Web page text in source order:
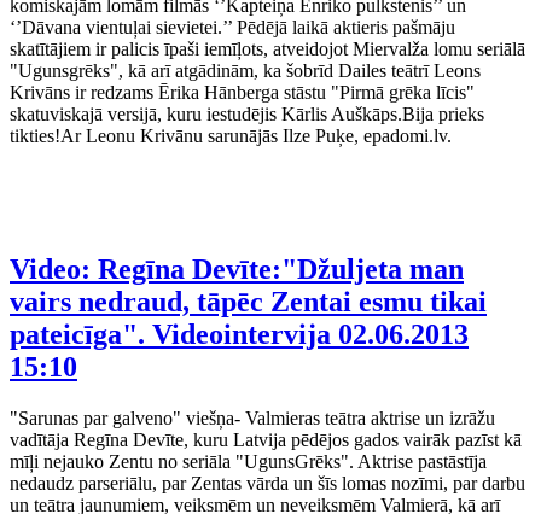
komiskajām lomām filmās ‘’Kapteiņa Enriko pulkstenis’’ un
‘’Dāvana vientuļai sievietei.’’ Pēdējā laikā aktieris pašmāju
skatītājiem ir palicis īpaši iemīļots, atveidojot Miervalža lomu seriālā
"Ugunsgrēks", kā arī atgādinām, ka šobrīd Dailes teātrī Leons
Krivāns ir redzams Ērika Hānberga stāstu "Pirmā grēka līcis"
skatuviskajā versijā, kuru iestudējis Kārlis Auškāps.Bija prieks
tikties!Ar Leonu Krivānu sarunājās Ilze Puķe, epadomi.lv.
Video: Regīna Devīte:"Džuljeta man
vairs nedraud, tāpēc Zentai esmu tikai
pateicīga". Videointervija 02.06.2013
15:10
"Sarunas par galveno" viešņa- Valmieras teātra aktrise un izrāžu
vadītāja Regīna Devīte, kuru Latvija pēdējos gados vairāk pazīst kā
mīļi nejauko Zentu no seriāla "UgunsGrēks". Aktrise pastāstīja
nedaudz parseriālu, par Zentas vārda un šīs lomas nozīmi, par darbu
un teātra jaunumiem, veiksmēm un neveiksmēm Valmierā, kā arī